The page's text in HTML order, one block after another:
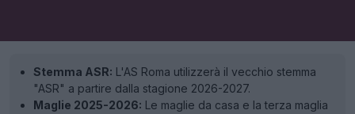
Stemma ASR: L'AS Roma utilizzerà il vecchio stemma
"ASR" a partire dalla stagione 2026-2027.
Maglie 2025-2026: Le maglie da casa e la terza maglia